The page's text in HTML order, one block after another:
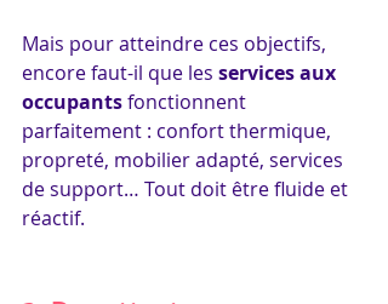
Mais pour atteindre ces objectifs,
encore faut-il que les services aux
occupants fonctionnent
parfaitement : confort thermique,
propreté, mobilier adapté, services
de support… Tout doit être fluide et
réactif.